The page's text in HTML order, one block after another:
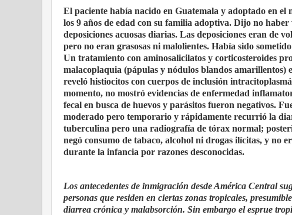
El paciente había nacido en Guatemala y adoptado en
los 9 años de edad con su familia adoptiva. Dijo no
deposiciones acuosas diarias. Las deposiciones eran de
pero no eran grasosas ni malolientes. Había sido
Un tratamiento con aminosalicilatos y corticosteroides
malacoplaquia (pápulas y nódulos blandos amarillentos)
reveló histiocitos con cuerpos de inclusión
momento, no mostró evidencias de enfermedad
fecal en busca de huevos y parásitos fueron negativos.
moderado pero temporario y rápidamente recurrió la
tuberculina pero una radiografía de tórax normal;
negó consumo de tabaco, alcohol ni drogas ilícitas, y no
durante la infancia por razones desconocidas.
Los antecedentes de inmigración desde América Central
personas que residen en ciertas zonas tropicales,
diarrea crónica y malabsorción. Sin embargo el esprue